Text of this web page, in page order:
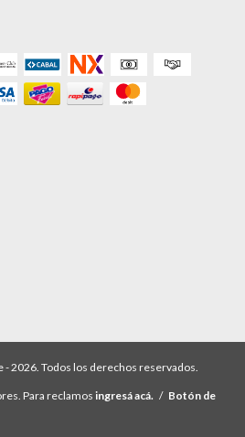
2026. Todos los derechos reservados.
Para reclamos ingresá acá. / Botón de